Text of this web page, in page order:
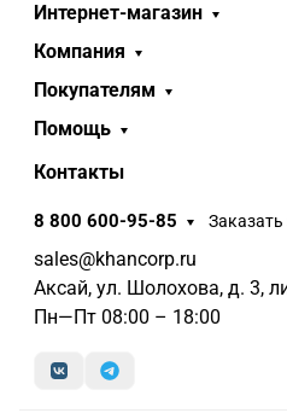
Интернет-магазин
Компания
Покупателям
Помощь
Контакты
8 800 600-95-85 Заказать
sales@khancorp.ru
Аксай, ул. Шолохова, д. 3,
Пн—Пт 08:00 – 18:00